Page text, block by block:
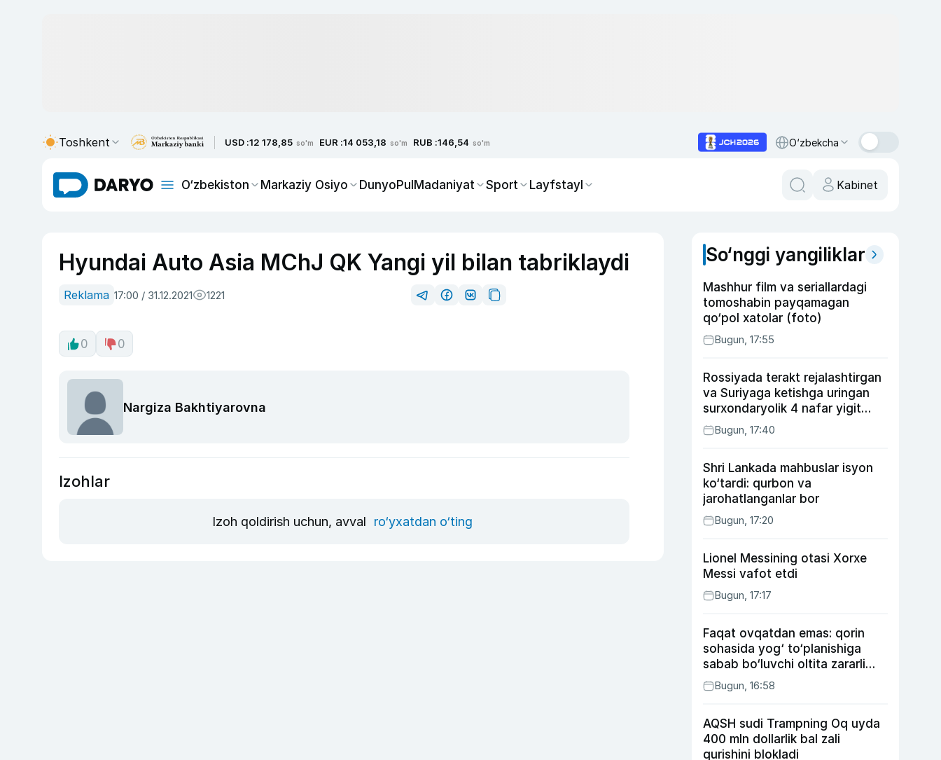
Toshkent USD :12 178,85 so'm EUR :14 053,18 so'm RUB :146,54 so'm O‘zbekcha
O‘zbekiston Markaziy Osiyo DunyoPulMadaniyat Sport Layfstayl Kabinet
Hyundai Auto Asia MChJ QK Yangi yil bilan tabriklaydi
Reklama 17:00 / 31.12.2021 1221
0 0
Nargiza Bakhtiyarovna
Izohlar
Izoh qoldirish uchun, avval ro‘yxatdan o‘ting
So‘nggi yangiliklar
Mashhur film va seriallardagi
tomoshabin payqamagan
qo‘pol xatolar (foto)
Bugun, 17:55
Rossiyada terakt rejalashtirgan
va Suriyaga ketishga uringan
surxondaryolik 4 nafar yigit
qamaldi
Bugun, 17:40
Shri Lankada mahbuslar isyon
ko‘tardi: qurbon va
jarohatlanganlar bor
Bugun, 17:20
Lionel Messining otasi Xorxe
Messi vafot etdi
Bugun, 17:17
Faqat ovqatdan emas: qorin
sohasida yog‘ to‘planishiga
sabab bo‘luvchi oltita zararli
odatBugun, 16:58
AQSH sudi Trampning Oq uyda
400 mln dollarlik bal zali
qurishini blokladi